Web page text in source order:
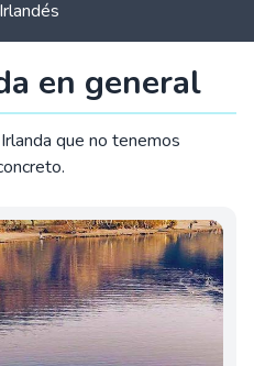
Irlandés
en general
que no tenemos